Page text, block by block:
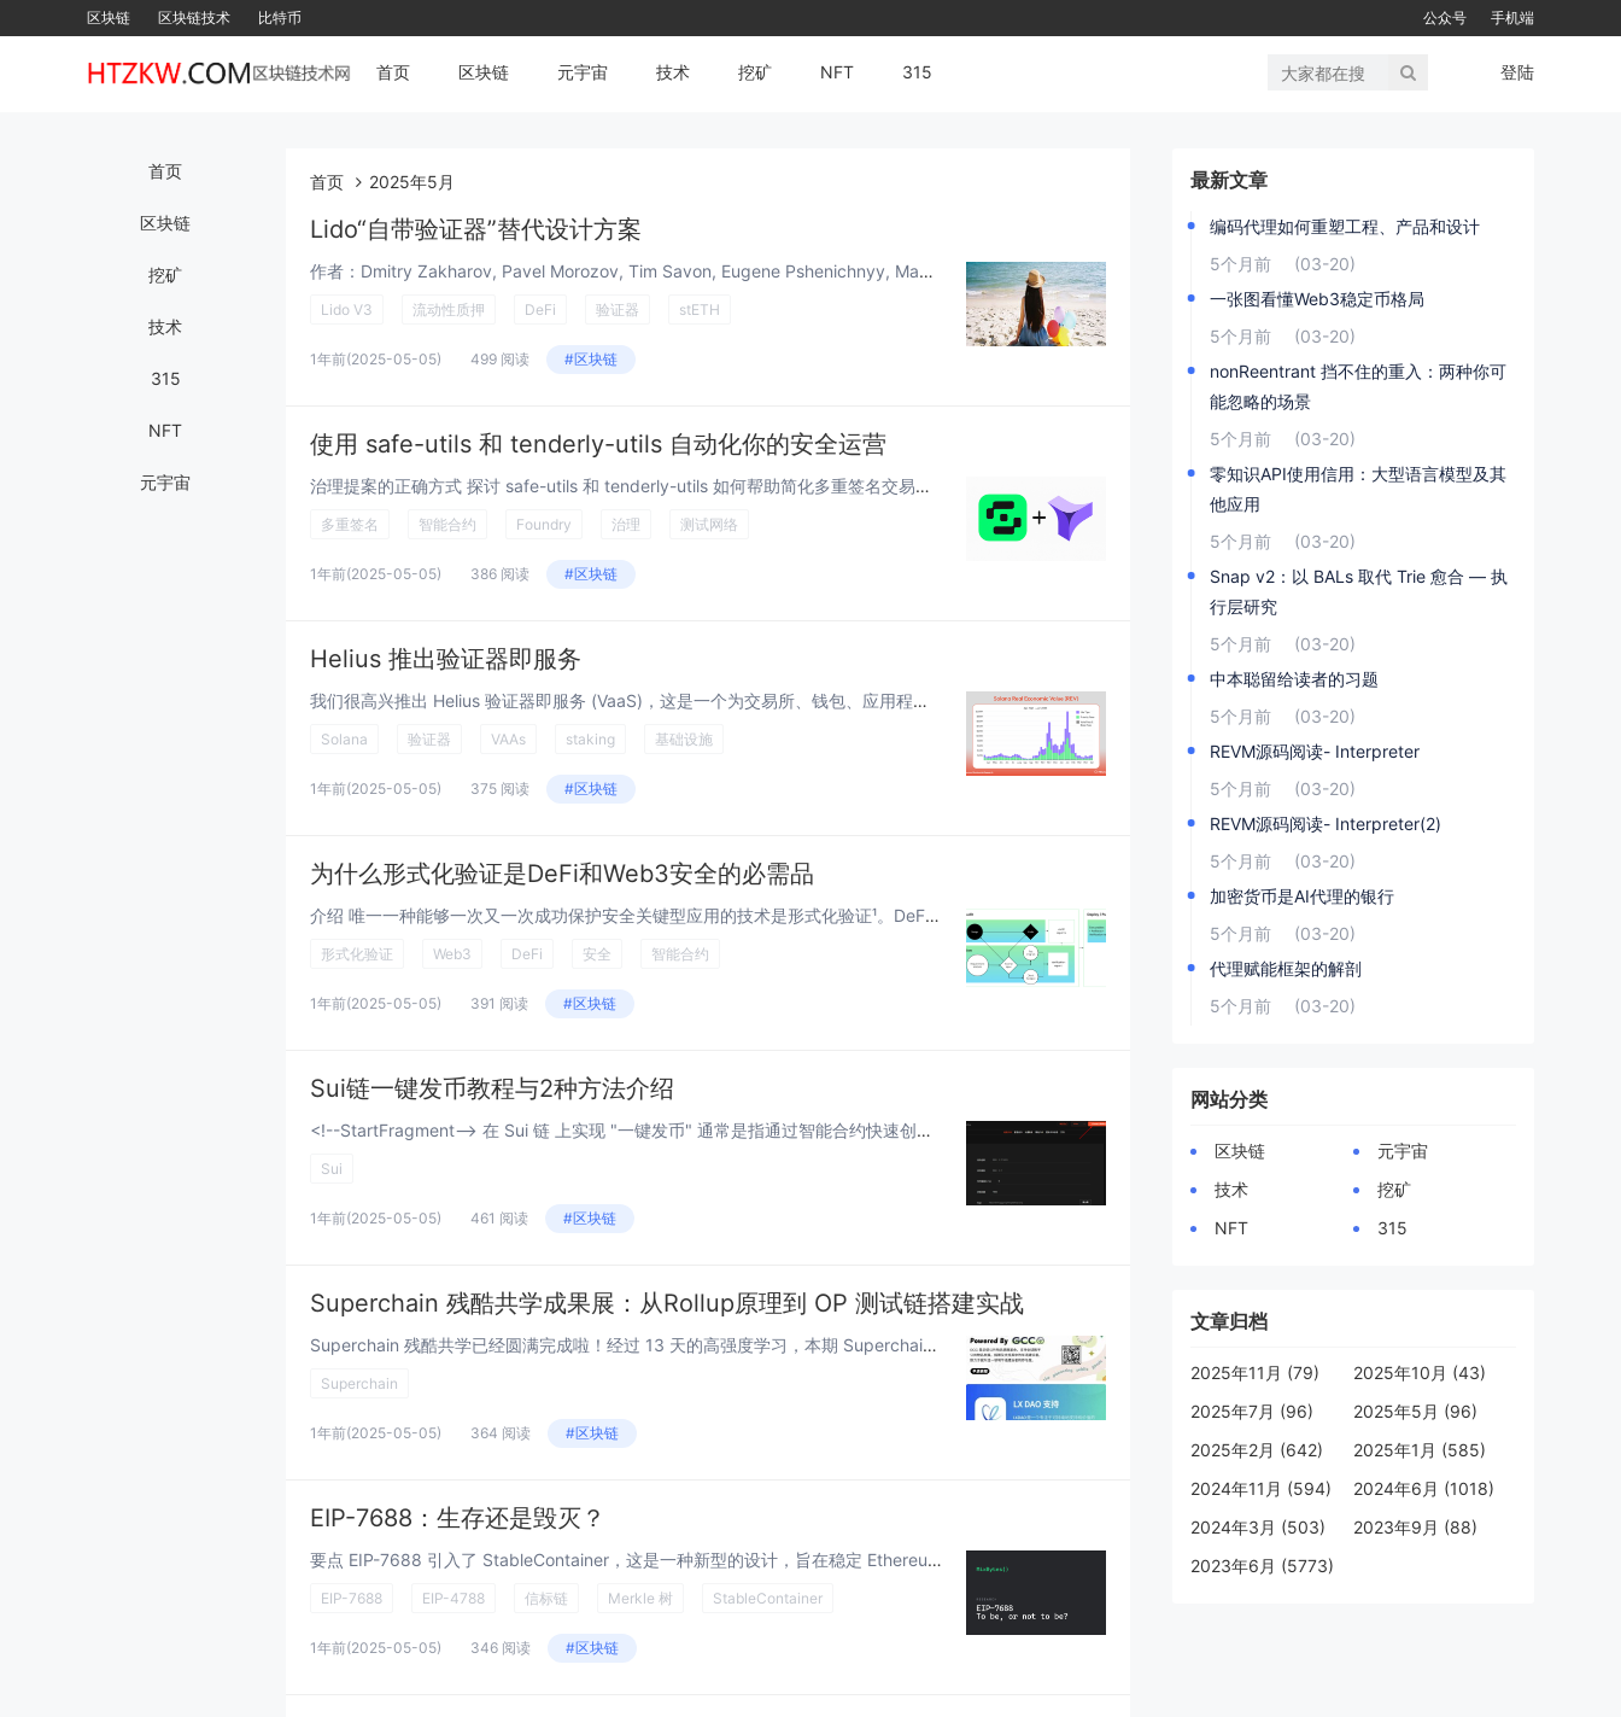
区块链 区块链技术 比特币 公众号 手机端
首页 区块链 元宇宙 技术 挖矿 NFT 315 登陆
首页
区块链
挖矿
技术
315
NFT
元宇宙
首页 2025年5月
Lido“自带验证器”替代设计方案
作者：Dmitry Zakharov, Pavel Morozov, Tim Savon, Eugene Pshenichnyy, Max Merkulov, Alexey Potapkin 简介 Lido 是一个流动性质押代币 (...
Lido V3 流动性质押 DeFi 验证器 stETH
1年前(2025-05-05) 499 阅读 #区块链
使用 safe-utils 和 tenderly-utils 自动化你的安全运营
治理提案的正确方式 探讨 safe-utils 和 tenderly-utils 如何帮助简化多重签名交易提案和模拟。如果你的 DAO 或协议不断地将更新推送到生产环境，本文将对你有所帮助。 在构建可升级或可配置的协议时，一种常见的设置...
多重签名 智能合约 Foundry 治理 测试网络
1年前(2025-05-05) 386 阅读 #区块链
Helius 推出验证器即服务
我们很高兴推出 Helius 验证器即服务 (VaaS)，这是一个为交易所、钱包、应用程序和资产管理公司构建的白标验证器解决方案，旨在运营他们自己的品牌 Solana 验证器。通过完全独立的 Helius VaaS 验证器积极参与保护 So...
Solana 验证器 VAAs staking 基础设施
1年前(2025-05-05) 375 阅读 #区块链
为什么形式化验证是DeFi和Web3安全的必需品
介绍 唯一一种能够一次又一次成功保护安全关键型应用的技术是形式化验证¹。DeFi 应用是安全关键型的 —— 这些应用中的漏洞可能被利用，造成灾难性的后果，不幸的是，现实世界不乏 демонстрирующий 这一点的事例。因此，形式化验...
形式化验证 Web3 DeFi 安全 智能合约
1年前(2025-05-05) 391 阅读 #区块链
Sui链一键发币教程与2种方法介绍
<!--StartFragment--> 在 Sui 链 上实现 "一键发币" 通常是指通过智能合约快速创建自定义代币（Token）。Sui 是一个基于 Move 语言的高性能区块链，发...
Sui
1年前(2025-05-05) 461 阅读 #区块链
Superchain 残酷共学成果展：从Rollup原理到 OP 测试链搭建实战
Superchain 残酷共学已经圆满完成啦！经过 13 天的高强度学习，本期 Superchain 残酷共学活动圆满结束。共有 18 名同学参与，最终 11 人成功完成挑战，淘汰率达 38.9%。 🧑‍ 其中 2 位伙伴以全勤...
Superchain
1年前(2025-05-05) 364 阅读 #区块链
EIP-7688：生存还是毁灭？
要点 EIP-7688 引入了 StableContainer，这是一种新型的设计，旨在稳定 Ethereum Beacon Chain 状态中的 Merkle 树索引。虽然不是一个关键的升级，但它的加入将显著提高依赖 EIP-478...
EIP-7688 EIP-4788 信标链 Merkle 树 StableContainer
1年前(2025-05-05) 346 阅读 #区块链
最新文章
编码代理如何重塑工程、产品和设计
5个月前
(03-20)
一张图看懂Web3稳定币格局
5个月前
(03-20)
nonReentrant 挡不住的重入：两种你可
能忽略的场景
5个月前
(03-20)
零知识API使用信用：大型语言模型及其
他应用
5个月前
(03-20)
Snap v2：以 BALs 取代 Trie 愈合 — 执
行层研究
5个月前
(03-20)
中本聪留给读者的习题
5个月前
(03-20)
REVM源码阅读- Interpreter
5个月前
(03-20)
REVM源码阅读- Interpreter(2)
5个月前
(03-20)
加密货币是AI代理的银行
5个月前
(03-20)
代理赋能框架的解剖
5个月前
(03-20)
网站分类
区块链
元宇宙
技术
挖矿
NFT
315
文章归档
2025年11月 (79)
2025年10月 (43)
2025年7月 (96)
2025年5月 (96)
2025年2月 (642)
2025年1月 (585)
2024年11月 (594)
2024年6月 (1018)
2024年3月 (503)
2023年9月 (88)
2023年6月 (5773)